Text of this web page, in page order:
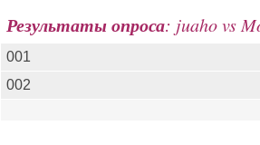
Результаты опроса: juaho vs
001
002